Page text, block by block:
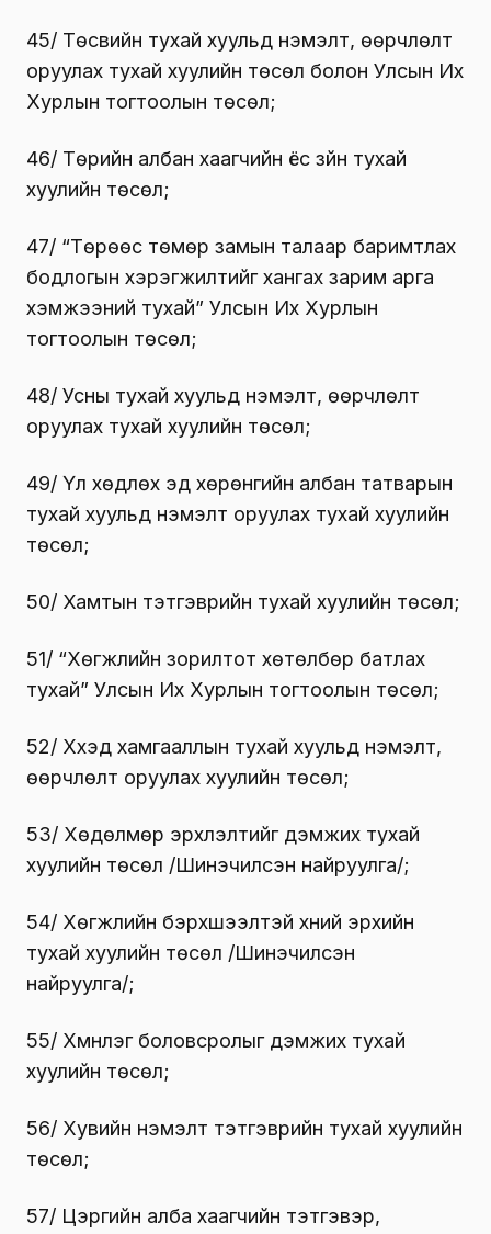
45/ Төсвийн тухай хуульд нэмэлт, өөрчлөлт
оруулах тухай хуулийн төсөл болон Улсын Их
Хурлын тогтоолын төсөл;
46/ Төрийн албан хаагчийн ёс зүйн тухай
хуулийн төсөл;
47/ “Төрөөс төмөр замын талаар баримтлах
бодлогын хэрэгжилтийг хангах зарим арга
хэмжээний тухай” Улсын Их Хурлын
тогтоолын төсөл;
48/ Усны тухай хуульд нэмэлт, өөрчлөлт
оруулах тухай хуулийн төсөл;
49/ Үл хөдлөх эд хөрөнгийн албан татварын
тухай хуульд нэмэлт оруулах тухай хуулийн
төсөл;
50/ Хамтын тэтгэврийн тухай хуулийн төсөл;
51/ “Хөгжлийн зорилтот хөтөлбөр батлах
тухай” Улсын Их Хурлын тогтоолын төсөл;
52/ Хүүхэд хамгааллын тухай хуульд нэмэлт,
өөрчлөлт оруулах хуулийн төсөл;
53/ Хөдөлмөр эрхлэлтийг дэмжих тухай
хуулийн төсөл /Шинэчилсэн найруулга/;
54/ Хөгжлийн бэрхшээлтэй хүний эрхийн
тухай хуулийн төсөл /Шинэчилсэн
найруулга/;
55/ Хүмүүнлэг боловсролыг дэмжих тухай
хуулийн төсөл;
56/ Хувийн нэмэлт тэтгэврийн тухай хуулийн
төсөл;
57/ Цэргийн алба хаагчийн тэтгэвэр,